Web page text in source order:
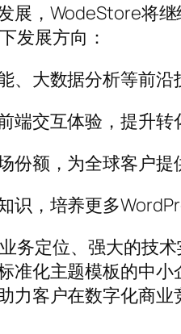
展，WodeStore将
发展方向：
、大数据分析等前
端交互体验，提升转
份额，为全球客户
识，培养更多
务定位、强大的技
准化主题模板的中
力客户在数字化商业